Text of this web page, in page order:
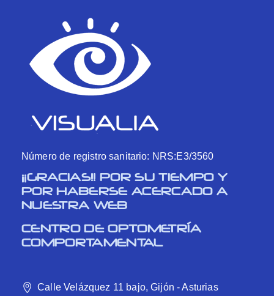
Número de registro sanitario: NRS:E3/3560
¡¡GRACIAS!! POR SU TIEMPO Y
POR HABERSE ACERCADO A
NUESTRA WEB
CENTRO DE OPTOMETRÍA
COMPORTAMENTAL
Calle Velázquez 11 bajo, Gijón - Asturias